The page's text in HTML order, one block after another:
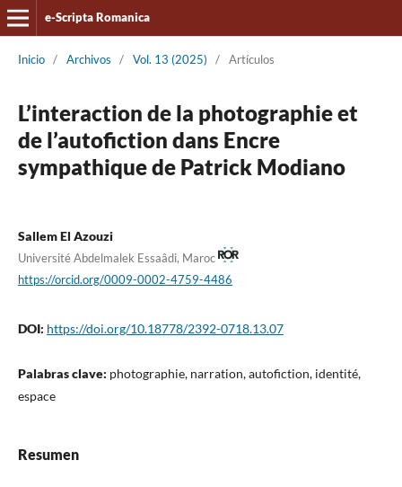
e-Scripta Romanica
Inicio / Archivos / Vol. 13 (2025) / Artículos
L’interaction de la photographie et
de l’autofiction dans Encre
sympathique de Patrick Modiano
Sallem El Azouzi
Université Abdelmalek Essaâdi, Maroc
https://orcid.org/0009-0002-4759-4486
DOI: https://doi.org/10.18778/2392-0718.13.07
Palabras clave: photographie, narration, autofiction, identité,
espace
Resumen